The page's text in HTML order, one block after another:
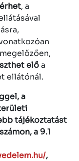
, a
előa
ellátónál.
a
tájékoztatást
a 9.1
,